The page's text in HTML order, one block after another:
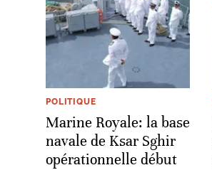
POLITIQUE
Marine Royale: la base
navale de Ksar Sghir
opérationnelle début